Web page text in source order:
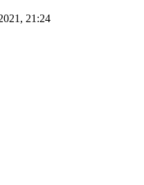
21:24